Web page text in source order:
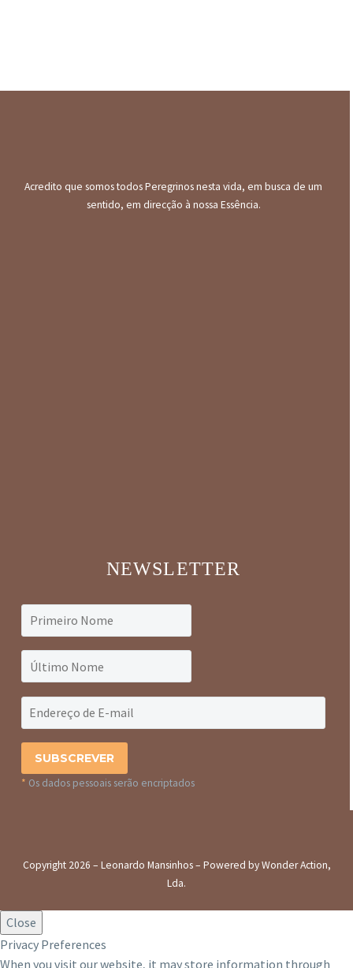
Acredito que somos todos Peregrinos nesta vida, em busca de um
sentido, em direcção à nossa Essência.
NEWSLETTER
* Os dados pessoais serão encriptados
Copyright 2026 – Leonardo Mansinhos – Powered by Wonder Action,
Lda.
Close
Privacy Preferences
When you visit our website, it may store information through